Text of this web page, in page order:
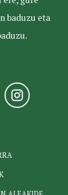
baduzu eta